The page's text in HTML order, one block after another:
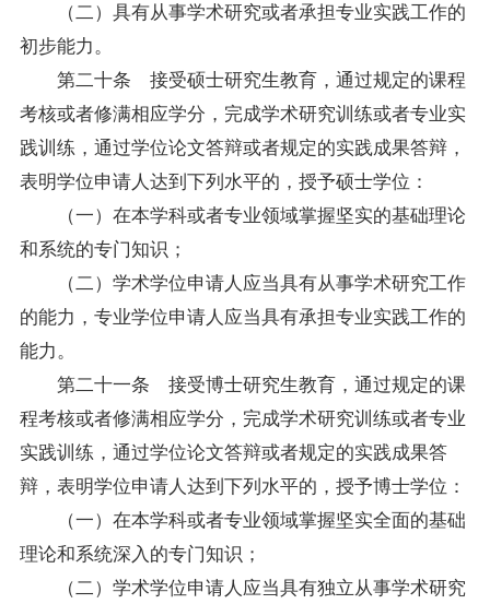
（二）具有从事学术研究或者承担专业实践工作的
初步能力。
第二十条 接受硕士研究生教育，通过规定的课程
考核或者修满相应学分，完成学术研究训练或者专业实
践训练，通过学位论文答辩或者规定的实践成果答辩，
表明学位申请人达到下列水平的，授予硕士学位：
（一）在本学科或者专业领域掌握坚实的基础理论
和系统的专门知识；
（二）学术学位申请人应当具有从事学术研究工作
的能力，专业学位申请人应当具有承担专业实践工作的
能力。
第二十一条 接受博士研究生教育，通过规定的课
程考核或者修满相应学分，完成学术研究训练或者专业
实践训练，通过学位论文答辩或者规定的实践成果答
辩，表明学位申请人达到下列水平的，授予博士学位：
（一）在本学科或者专业领域掌握坚实全面的基础
理论和系统深入的专门知识；
（二）学术学位申请人应当具有独立从事学术研究